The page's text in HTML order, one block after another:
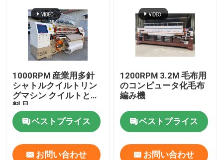
生地の圧延機
キルトにする機械部品
1000RPM 産業用多針
シャトルクイルトリン
グマシン クイルトと衣
料品
ベストプライス
お問い合わせ
1200RPM 3.2M 毛布用
のコンピュータ化毛布
編み機
ベストプライス
お問い合わせ